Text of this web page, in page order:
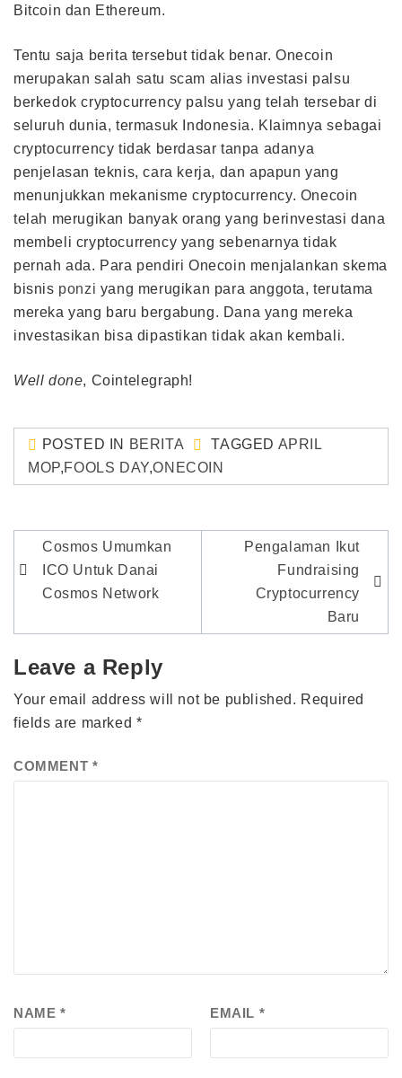
Bitcoin dan Ethereum.
Tentu saja berita tersebut tidak benar. Onecoin
merupakan salah satu scam alias investasi palsu
berkedok cryptocurrency palsu yang telah tersebar di
seluruh dunia, termasuk Indonesia. Klaimnya sebagai
cryptocurrency tidak berdasar tanpa adanya
penjelasan teknis, cara kerja, dan apapun yang
menunjukkan mekanisme cryptocurrency. Onecoin
telah merugikan banyak orang yang berinvestasi dana
membeli cryptocurrency yang sebenarnya tidak
pernah ada. Para pendiri Onecoin menjalankan skema
bisnis ponzi yang merugikan para anggota, terutama
mereka yang baru bergabung. Dana yang mereka
investasikan bisa dipastikan tidak akan kembali.
Well done, Cointelegraph!
POSTED IN BERITA TAGGED APRIL
MOP,FOOLS DAY,ONECOIN
Post
navigation
Cosmos Umumkan
ICO Untuk Danai
Cosmos Network
Pengalaman Ikut
Fundraising
Cryptocurrency
Baru
Leave a Reply
Your email address will not be published. Required
fields are marked *
COMMENT *
NAME * EMAIL *